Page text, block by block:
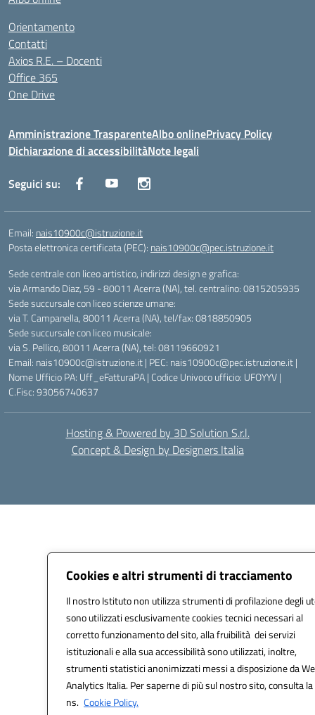
Cookies e altri strumenti di tracciamento
Il nostro Istituto non utilizza strumenti di profilazione degli
sono utilizzati esclusivamente cookies tecnici necessari al
corretto funzionamento del sito, alla fruibilità dei servizi
istituzionali e alla sua accessibilità sono utilizzati, inoltre,
strumenti statistici anonimizzati messi a disposizione da
Analytics Italia. Per saperne di più sul nostro sito, consulta la
ns. Cookie Policy.
Orientamento
Contatti
Axios R.E. – Docenti
Office 365
One Drive
Amministrazione TrasparenteAlbo onlinePrivacy Policy
Dichiarazione di accessibilitàNote legali
Seguici su:
Email: nais10900c@istruzione.it
Posta elettronica certificata (PEC): nais10900c@pec.istruzione.it
Sede centrale con liceo artistico, indirizzi design e grafica:
via Armando Diaz, 59 - 80011 Acerra (NA), tel. centralino: 0815205935
Sede succursale con liceo scienze umane:
via T. Campanella, 80011 Acerra (NA), tel/fax: 0818850905
Sede succursale con liceo musicale:
via S. Pellico, 80011 Acerra (NA), tel: 08119660921
Email: nais10900c@istruzione.it | PEC: nais10900c@pec.istruzione.it |
Nome Ufficio PA: Uff_eFatturaPA | Codice Univoco ufficio: UFOYYV |
C.Fisc: 93056740637
Hosting & Powered by 3D Solution S.r.l.
Concept & Design by Designers Italia